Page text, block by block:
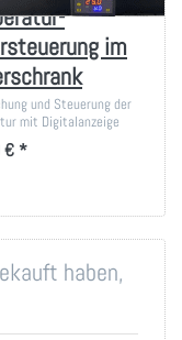
im
und Steuerung der
mit Digitalanzeige
€ *
haben,